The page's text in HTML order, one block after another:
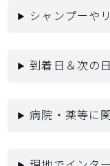
シャンプーや
到着日＆次の
病院・薬等に